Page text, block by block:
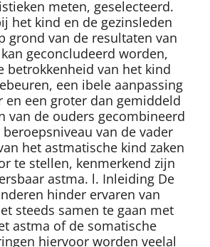
meten, geselecteerd.
het kind en de gezinsleden
grond van de resultaten van
geconcludeerd worden,
betrokkenheid van het kind
een ibele aanpassing
en een groter dan gemiddeld
van de ouders gecombineerd
van de vader
het astmatische kind zaken
te stellen, kenmerkend zijn
astma. l. Inleiding De
hinder ervaren van
steeds samen te gaan met
astma of de somatische
hiervoor worden veelal